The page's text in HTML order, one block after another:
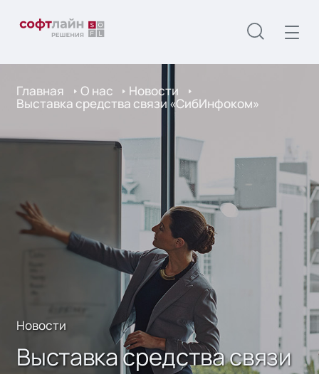
Главная О нас Новости
Выставка средства связи «СибИнфоком»
Новости
Выставка средства связи